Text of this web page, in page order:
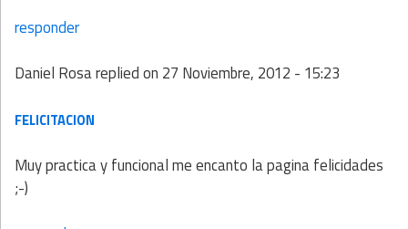
responder
Daniel Rosareplied on 27 Noviembre, 2012 - 15:23
FELICITACION
Muy practica y funcional me encanto la pagina felicidades
;-)